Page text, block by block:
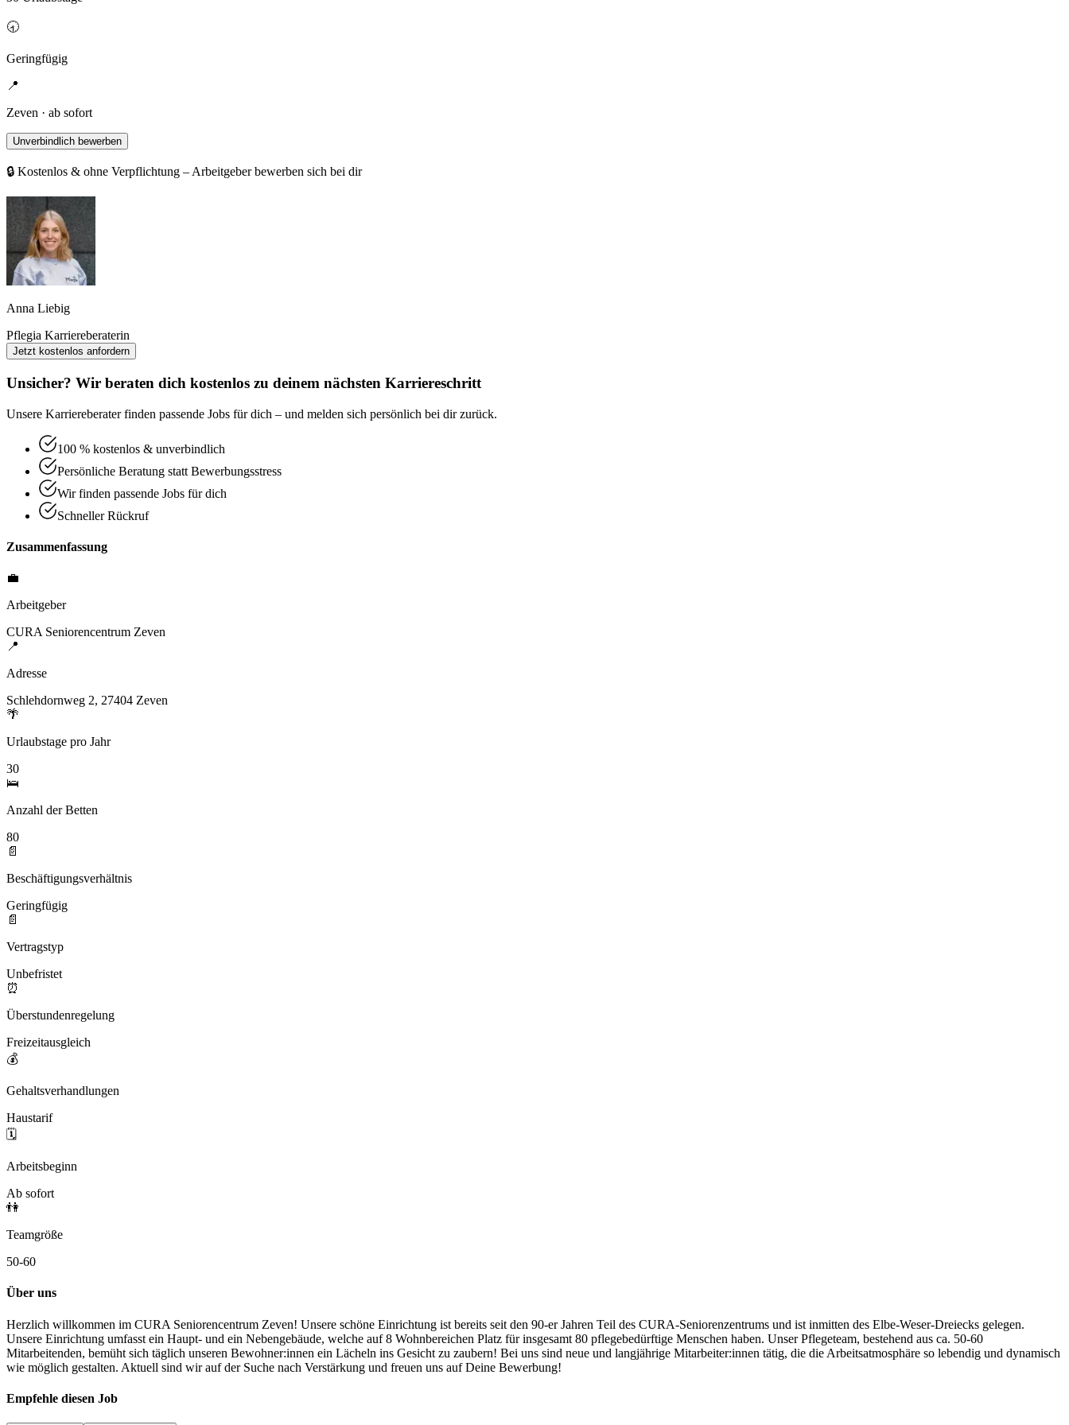
🕣
Geringfügig
📍
Zeven · ab sofort
Unverbindlich bewerben
🔒 Kostenlos & ohne Verpflichtung – Arbeitgeber bewerben sich bei dir
Anna Liebig
Pflegia Karriereberaterin
Jetzt kostenlos anfordern
Unsicher? Wir beraten dich kostenlos zu deinem nächsten Karriereschritt
Unsere Karriereberater finden passende Jobs für dich – und melden sich persönlich bei dir zurück.
100 % kostenlos & unverbindlich
Persönliche Beratung statt Bewerbungsstress
Wir finden passende Jobs für dich
Schneller Rückruf
Zusammenfassung
💼
Arbeitgeber
CURA Seniorencentrum Zeven
📍
Adresse
Schlehdornweg 2, 27404 Zeven
🌴
Urlaubstage pro Jahr
30
🛌
Anzahl der Betten
80
📄
Beschäftigungsverhältnis
Geringfügig
📄
Vertragstyp
Unbefristet
⏰
Überstundenregelung
Freizeitausgleich
💰
Gehaltsverhandlungen
Haustarif
🗓️
Arbeitsbeginn
Ab sofort
👫
Teamgröße
50-60
Über uns
Herzlich willkommen im CURA Seniorencentrum Zeven! Unsere schöne Einrichtung ist bereits seit den 90-er Jahren Teil des CURA-Seniorenzentrums und ist inmitten des Elbe-Weser-Dreiecks gelegen.
Unsere Einrichtung umfasst ein Haupt- und ein Nebengebäude, welche auf 8 Wohnbereichen Platz für insgesamt 80 pflegebedürftige Menschen haben. Unser Pflegeteam, bestehend aus ca. 50-60
Mitarbeitenden, bemüht sich täglich unseren Bewohner:innen ein Lächeln ins Gesicht zu zaubern! Bei uns sind neue und langjährige Mitarbeiter:innen tätig, die die Arbeitsatmosphäre so lebendig und dynamisch
wie möglich gestalten. Aktuell sind wir auf der Suche nach Verstärkung und freuen uns auf Deine Bewerbung!
Empfehle diesen Job